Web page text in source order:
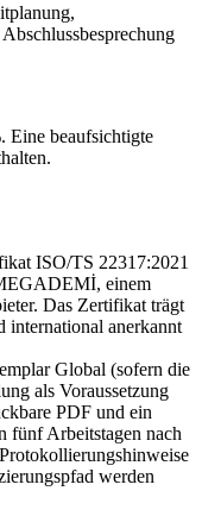
Eine beaufsichtigte
ISO/TS 22317:2021
einem
Das Zertifikat trägt
international anerkannt
Global (sofern die
als Voraussetzung
PDF und ein
fünf Arbeitstagen nach
werden